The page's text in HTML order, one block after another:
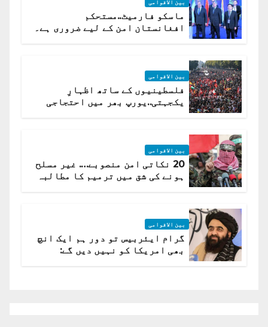
بین الاقوامی
ماسکو فارمیٹ..مستحکم
افغانستان امن کے لیے ضروری ہے۔
بین الاقوامی
فلسطینیوں کے ساتھ اظہارِ
یکجہتی..یورپ بھر میں احتجاجی
بین الاقوامی
20 نکاتی امن منصوبے…. غیر مسلح
ہونے کی شق میں ترمیم کا مطالبہ
بین الاقوامی
گرام ایئربیس تو دور ہم ایک انچ
بھی امریکا کو نہیں دیں گے: